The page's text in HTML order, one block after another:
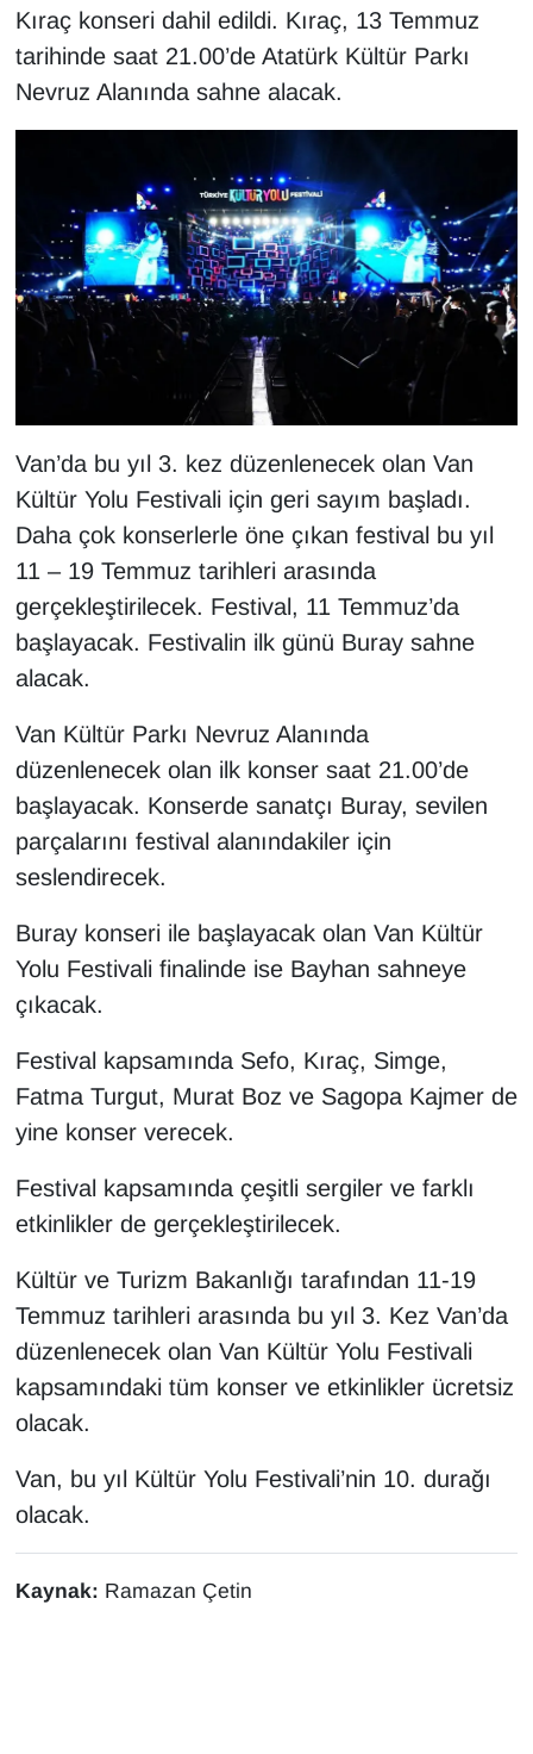
Kıraç konseri dahil edildi. Kıraç, 13 Temmuz
tarihinde saat 21.00’de Atatürk Kültür Parkı
Nevruz Alanında sahne alacak.
Van’da bu yıl 3. kez düzenlenecek olan Van
Kültür Yolu Festivali için geri sayım başladı.
Daha çok konserlerle öne çıkan festival bu yıl
11 – 19 Temmuz tarihleri arasında
gerçekleştirilecek. Festival, 11 Temmuz’da
başlayacak. Festivalin ilk günü Buray sahne
alacak.
Van Kültür Parkı Nevruz Alanında
düzenlenecek olan ilk konser saat 21.00’de
başlayacak. Konserde sanatçı Buray, sevilen
parçalarını festival alanındakiler için
seslendirecek.
Buray konseri ile başlayacak olan Van Kültür
Yolu Festivali finalinde ise Bayhan sahneye
çıkacak.
Festival kapsamında Sefo, Kıraç, Simge,
Fatma Turgut, Murat Boz ve Sagopa Kajmer de
yine konser verecek.
Festival kapsamında çeşitli sergiler ve farklı
etkinlikler de gerçekleştirilecek.
Kültür ve Turizm Bakanlığı tarafından 11-19
Temmuz tarihleri arasında bu yıl 3. Kez Van’da
düzenlenecek olan Van Kültür Yolu Festivali
kapsamındaki tüm konser ve etkinlikler ücretsiz
olacak.
Van, bu yıl Kültür Yolu Festivali’nin 10. durağı
olacak.
Kaynak: Ramazan Çetin
Kim Kimdir?
Kültür & Sanat
MAGAZİN
MEDYA
ONE EKONOMİ
Resmi İlanlar
RÖPORTAJ
SAĞLIK
Seri İlan
SİYASET
SPOR
TEBRİK
TEKNOLOJİ
Turizm
VAN'DA SPOR
Vasıta
YAŞAM